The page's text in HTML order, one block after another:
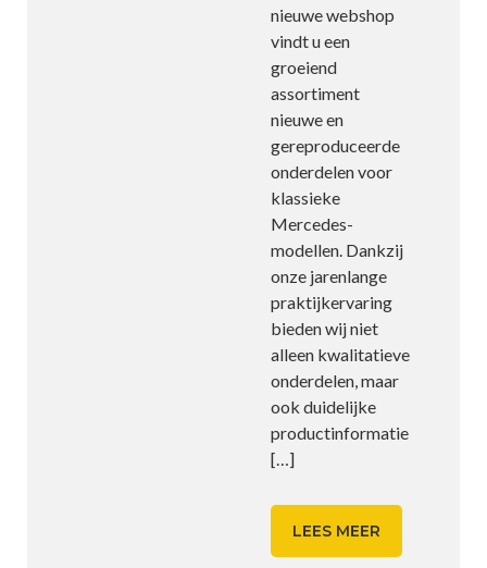
nieuwe webshop
vindt u een
groeiend
assortiment
nieuwe en
gereproduceerde
onderdelen voor
klassieke
Mercedes-
modellen. Dankzij
onze jarenlange
praktijkervaring
bieden wij niet
alleen kwalitatieve
onderdelen, maar
ook duidelijke
productinformatie
[…]
LEES MEER